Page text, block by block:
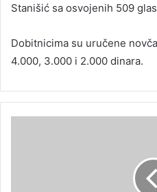
Stanišić sa osvojenih 509
Dobitnicima su uručene
4.000, 3.000 i 2.000 dinara.